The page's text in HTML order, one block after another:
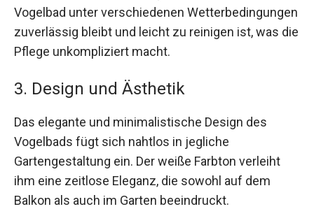
Vogelbad unter verschiedenen Wetterbedingungen
zuverlässig bleibt und leicht zu reinigen ist, was die
Pflege unkompliziert macht.
3. Design und Ästhetik
Das elegante und minimalistische Design des
Vogelbads fügt sich nahtlos in jegliche
Gartengestaltung ein. Der weiße Farbton verleiht
ihm eine zeitlose Eleganz, die sowohl auf dem
Balkon als auch im Garten beeindruckt.